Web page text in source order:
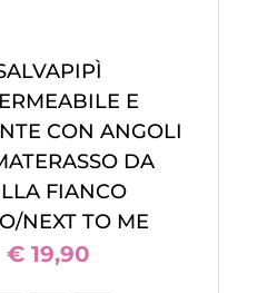
E
CON ANGOLI
DA
FIANCO
NEXT TO ME
€ 19,90